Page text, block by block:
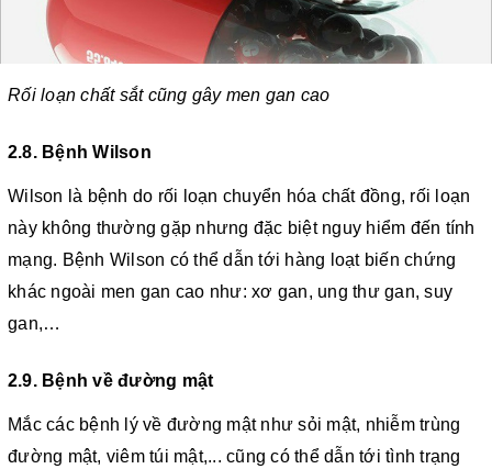
Rối loạn chất sắt cũng gây men gan cao
2.8. Bệnh Wilson
Wilson là bệnh do rối loạn chuyển hóa chất đồng, rối loạn
này không thường gặp nhưng đặc biệt nguy hiểm đến tính
mạng. Bệnh Wilson có thể dẫn tới hàng loạt biến chứng
khác ngoài men gan cao như: xơ gan, ung thư gan, suy
gan,…
2.9. Bệnh về đường mật
Mắc các bệnh lý về đường mật như sỏi mật, nhiễm trùng
đường mật, viêm túi mật,... cũng có thể dẫn tới tình trạng